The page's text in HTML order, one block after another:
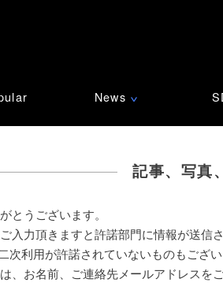
News ∨
記事、写真
とうございます。
入力頂きますと許諾部門に情報が送信
次利用が許諾されていないものもござ
、お名前、ご連絡先メールアドレスを